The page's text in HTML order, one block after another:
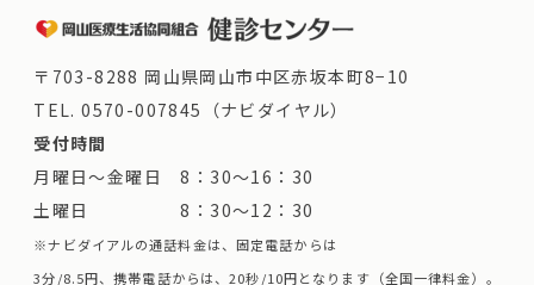
〒703-8288 岡山県岡山市中区赤坂本町8−10
TEL.0570-007845（ナビダイヤル）
受付時間
月曜日～金曜日 8：30～16：30
土曜日 8：30～12：30
※ナビダイアルの通話料金は、固定電話からは
3分/8.5円、携帯電話からは、20秒/10円となります（全国一律料金）。